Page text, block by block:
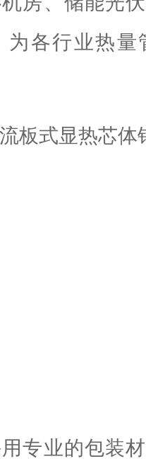
为各行业热量
专业的包装